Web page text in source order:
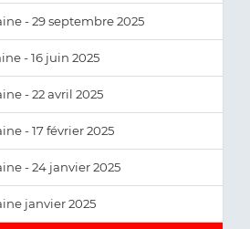
- 29 septembre 2025
- 16 juin 2025
- 22 avril 2025
- 17 février 2025
- 24 janvier 2025
janvier 2025